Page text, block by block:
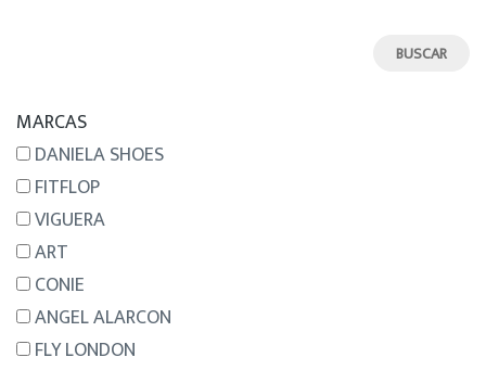
MARCAS
DANIELA SHOES
FITFLOP
VIGUERA
ART
CONIE
ANGEL ALARCON
FLY LONDON